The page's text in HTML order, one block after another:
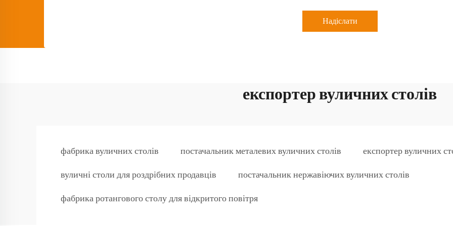
Надіслати
експортер вуличних столів
фабрика вуличних столів постачальник металевих вуличних столів експортер вуличних
вуличні столи для роздрібних продавців постачальник нержавіючих вуличних столів
фабрика ротангового столу для відкритого повітря